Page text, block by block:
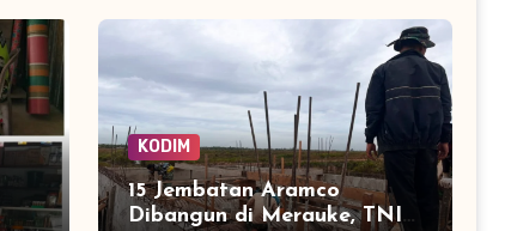
KODIM
15 Jembatan Aramco
Dibangun di Merauke, TNI